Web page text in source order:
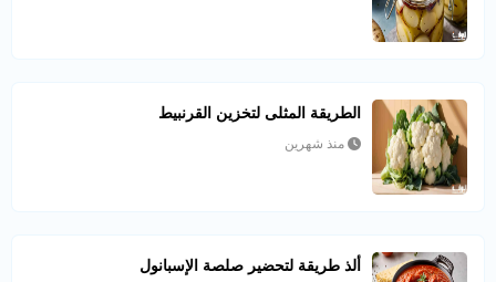
الطريقة المثلى لتخزين القرنبيط
منذ شهرين
ألذ طريقة لتحضير صلصة الإسبانول